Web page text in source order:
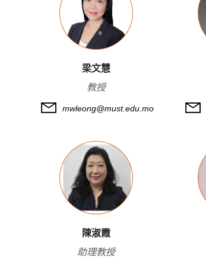
梁文慧
教授
mwleong@must.edu.mo
陳淑霞
助理教授